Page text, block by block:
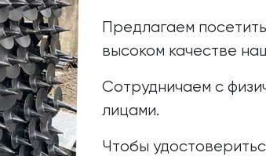
Предлагаем
высоком качестве
Сотрудничаем с
лицами.
Чтобы